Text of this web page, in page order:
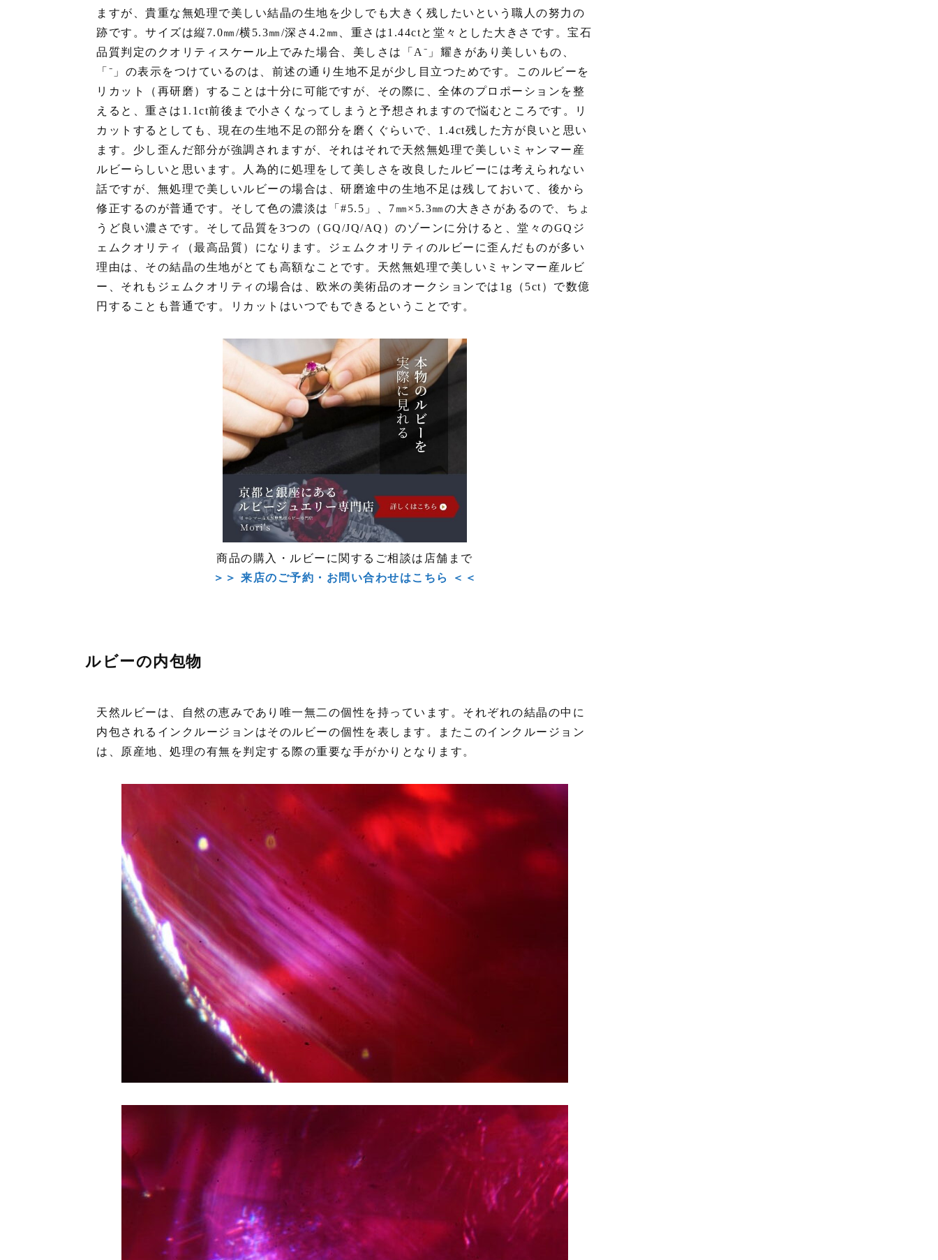
ますが、貴重な無処理で美しい結晶の生地を少しでも大きく残したいという職人の努力の
跡です。サイズは縦7.0㎜/横5.3㎜/深さ4.2㎜、重さは1.44ctと堂々とした大きさです。宝石
品質判定のクオリティスケール上でみた場合、美しさは「A⁻」耀きがあり美しいもの、
「⁻」の表示をつけているのは、前述の通り生地不足が少し目立つためです。このルビーを
リカット（再研磨）することは十分に可能ですが、その際に、全体のプロポーションを整
えると、重さは1.1ct前後まで小さくなってしまうと予想されますので悩むところです。リ
カットするとしても、現在の生地不足の部分を磨くぐらいで、1.4ct残した方が良いと思い
ます。少し歪んだ部分が強調されますが、それはそれで天然無処理で美しいミャンマー産
ルビーらしいと思います。人為的に処理をして美しさを改良したルビーには考えられない
話ですが、無処理で美しいルビーの場合は、研磨途中の生地不足は残しておいて、後から
修正するのが普通です。そして色の濃淡は「#5.5」、7㎜×5.3㎜の大きさがあるので、ちょ
うど良い濃さです。そして品質を3つの（GQ/JQ/AQ）のゾーンに分けると、堂々のGQジ
ェムクオリティ（最高品質）になります。ジェムクオリティのルビーに歪んだものが多い
理由は、その結晶の生地がとても高額なことです。天然無処理で美しいミャンマー産ルビ
ー、それもジェムクオリティの場合は、欧米の美術品のオークションでは1g（5ct）で数億
円することも普通です。リカットはいつでもできるということです。
商品の購入・ルビーに関するご相談は店舗まで
＞＞ 来店のご予約・お問い合わせはこちら ＜＜
ルビーの内包物
天然ルビーは、自然の恵みであり唯一無二の個性を持っています。それぞれの結晶の中に
内包されるインクルージョンはそのルビーの個性を表します。またこのインクルージョン
は、原産地、処理の有無を判定する際の重要な手がかりとなります。